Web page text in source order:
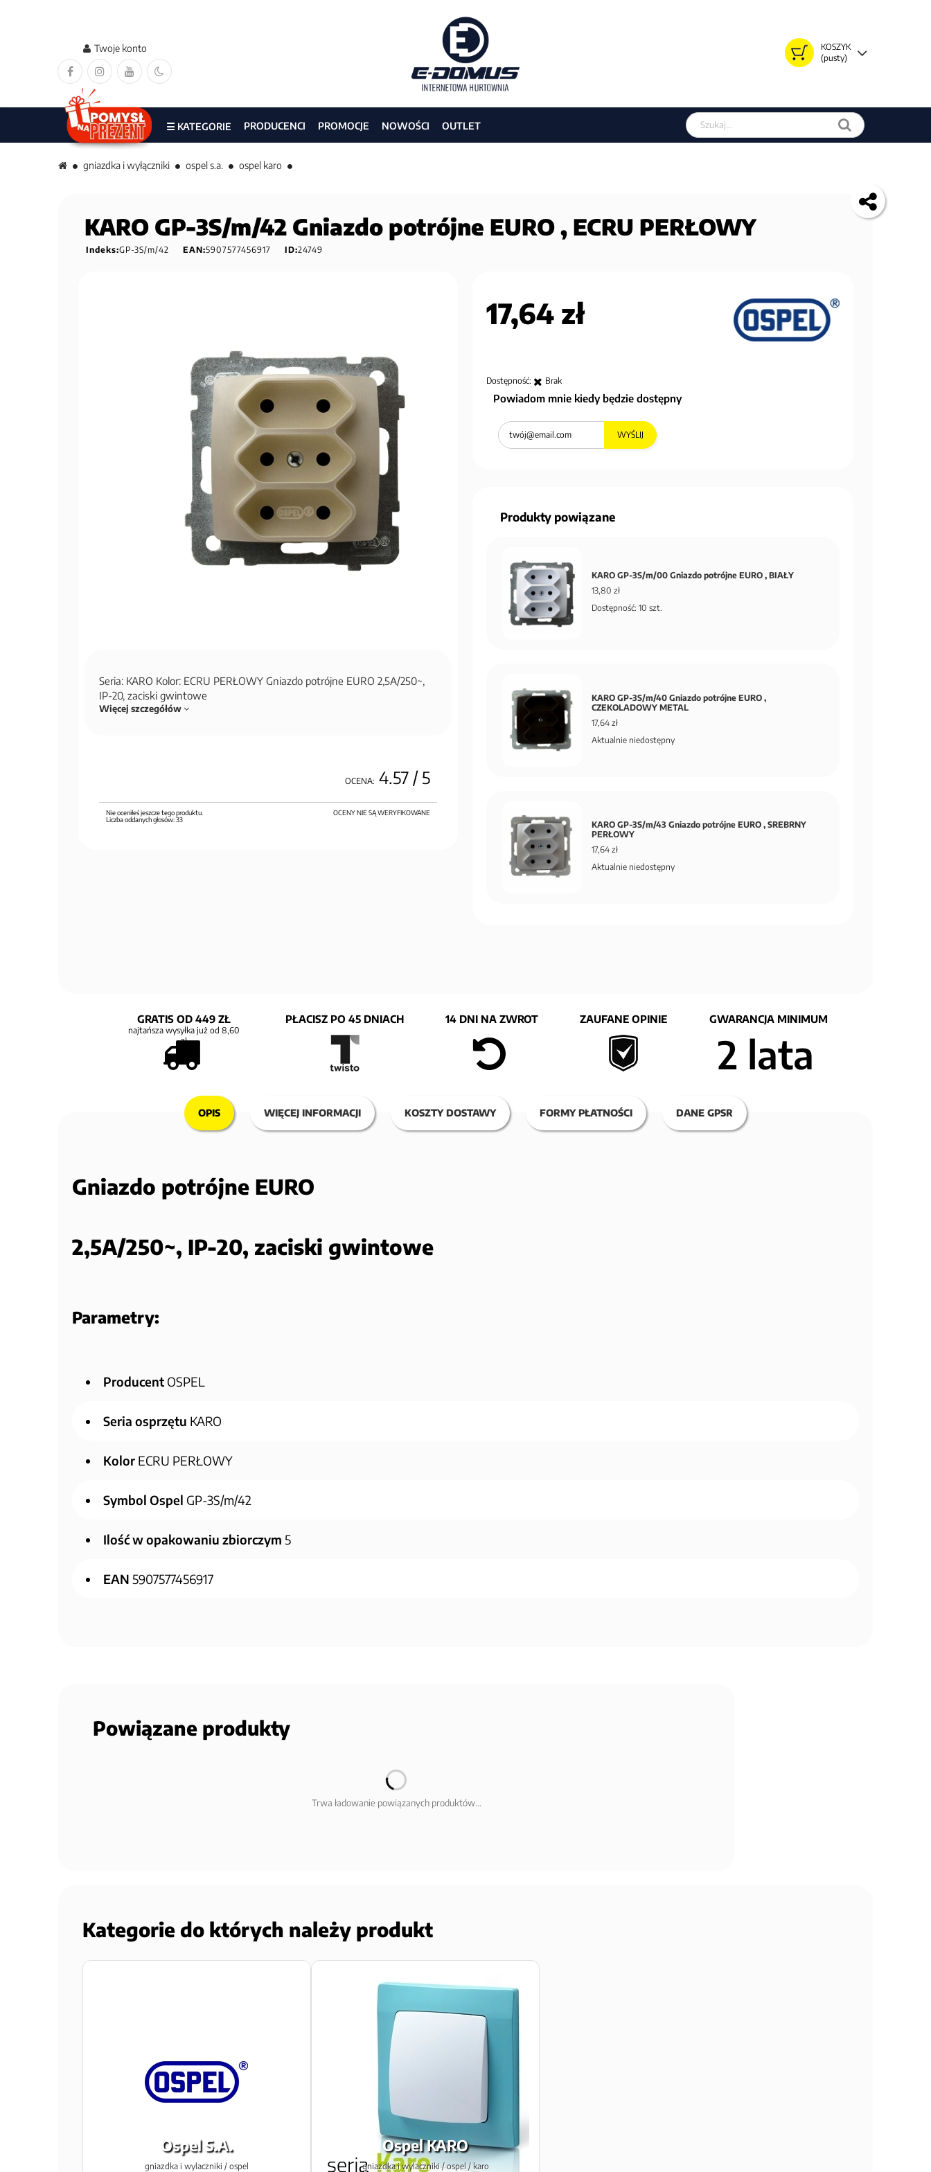
KOSZYK
(pusty)
Twoje konto
Szukaj w sklepie
☰ KATEGORIE PRODUCENCI PROMOCJE NOWOŚCI OUTLET
gniazdka i wyłączniki ospel s.a. ospel karo
KARO GP-3S/m/42 Gniazdo potrójne EURO , ECRU PERŁOWY
Indeks:GP-3S/m/42 EAN:5907577456917 ID:24749
Seria: KARO Kolor: ECRU PERŁOWY Gniazdo potrójne EURO 2,5A/250~,
IP-20, zaciski gwintowe
Więcej szczegółów
OCENA: 4.57/ 5
OCENY NIE SĄ WERYFIKOWANE
Nie oceniłeś jeszcze tego produktu.
Liczba oddanych głosów:33
17,64 zł
Dostępność: Brak
Powiadom mnie kiedy będzie dostępny
WYŚLIJ
Produkty powiązane
KARO GP-3S/m/00 Gniazdo potrójne EURO , BIAŁY
13,80 zł
Dostępność: 10 szt.
KARO GP-3S/m/40 Gniazdo potrójne EURO ,
CZEKOLADOWY METAL
17,64 zł
Aktualnie niedostępny
KARO GP-3S/m/43 Gniazdo potrójne EURO , SREBRNY
PERŁOWY
17,64 zł
Aktualnie niedostępny
GRATIS OD 449 ZŁ
najtańsza wysyłka już od 8,60
zł
PŁACISZ PO 45 DNIACH 14 DNI NA ZWROT ZAUFANE OPINIE GWARANCJA MINIMUM
2 lata
OPIS WIĘCEJ INFORMACJI KOSZTY DOSTAWY FORMY PŁATNOŚCI DANE GPSR
Gniazdo potrójne EURO
2,5A/250~, IP-20, zaciski gwintowe
Parametry:
Producent OSPEL
Seria osprzętu KARO
Kolor ECRU PERŁOWY
Symbol Ospel GP-3S/m/42
Ilość w opakowaniu zbiorczym 5
EAN 5907577456917
Powiązane produkty
Trwa ładowanie powiązanych produktów...
Kategorie do których należy produkt
Ospel S.A.
gniazdka i wylaczniki / ospel
Ospel KARO
gniazdka i wylaczniki / ospel / karo